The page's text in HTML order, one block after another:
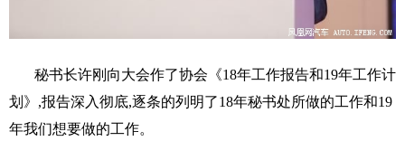
秘书长许刚向大会作了协会《18年工作报告和19年工作计
划》,报告深入彻底,逐条的列明了18年秘书处所做的工作和19
年我们想要做的工作。